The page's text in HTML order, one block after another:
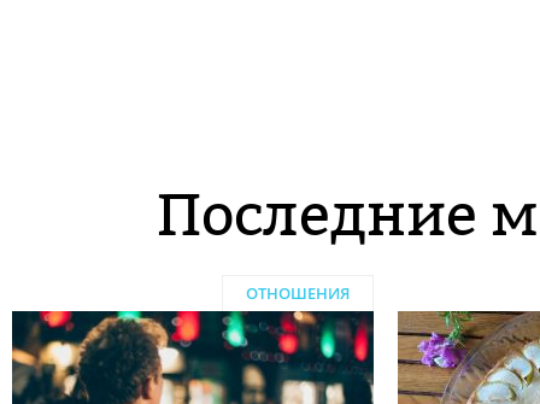
Последние
ОТНОШЕНИЯ